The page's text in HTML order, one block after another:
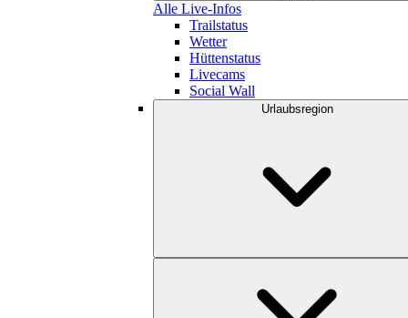
Alle Live-Infos
Trailstatus
Wetter
Hüttenstatus
Livecams
Social Wall
Urlaubsregion